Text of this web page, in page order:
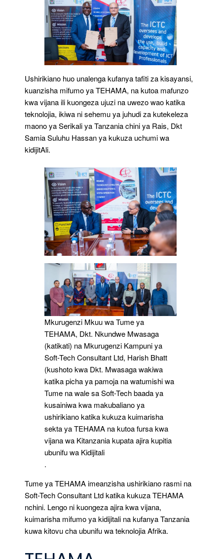
Ushirikiano huo unalenga kufanya tafiti za kisayansi,
kuanzisha mifumo ya TEHAMA, na kutoa mafunzo
kwa vijana ili kuongeza ujuzi na uwezo wao katika
teknolojia, ikiwa ni sehemu ya juhudi za kutekeleza
maono ya Serikali ya Tanzania chini ya Rais, Dkt
Samia Suluhu Hassan ya kukuza uchumi wa
kidijitAli.
Mkurugenzi Mkuu wa Tume ya
TEHAMA, Dkt. Nkundwe Mwasaga
(katikati) na Mkurugenzi Kampuni ya
Soft-Tech Consultant Ltd, Harish Bhatt
(kushoto kwa Dkt. Mwasaga wakiwa
katika picha ya pamoja na watumishi wa
Tume na wale sa Soft-Tech baada ya
kusainiwa kwa makubaliano ya
ushirikiano katika kukuza kuimarisha
sekta ya TEHAMA na kutoa fursa kwa
vijana wa Kitanzania kupata ajira kupitia
ubunifu wa Kidijitali
.
Tume ya TEHAMA imeanzisha ushirikiano rasmi na
Soft-Tech Consultant Ltd katika kukuza TEHAMA
nchini. Lengo ni kuongeza ajira kwa vijana,
kuimarisha mifumo ya kidijitali na kufanya Tanzania
kuwa kitovu cha ubunifu wa teknolojia Afrika.